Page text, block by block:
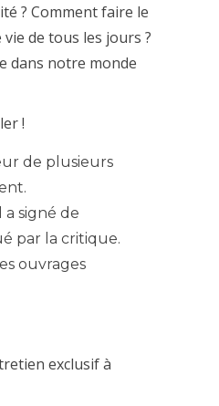
? Comment faire le
de tous les jours ?
dans notre monde
!
de plusieurs
a signé de
par la critique.
ouvrages
exclusif à